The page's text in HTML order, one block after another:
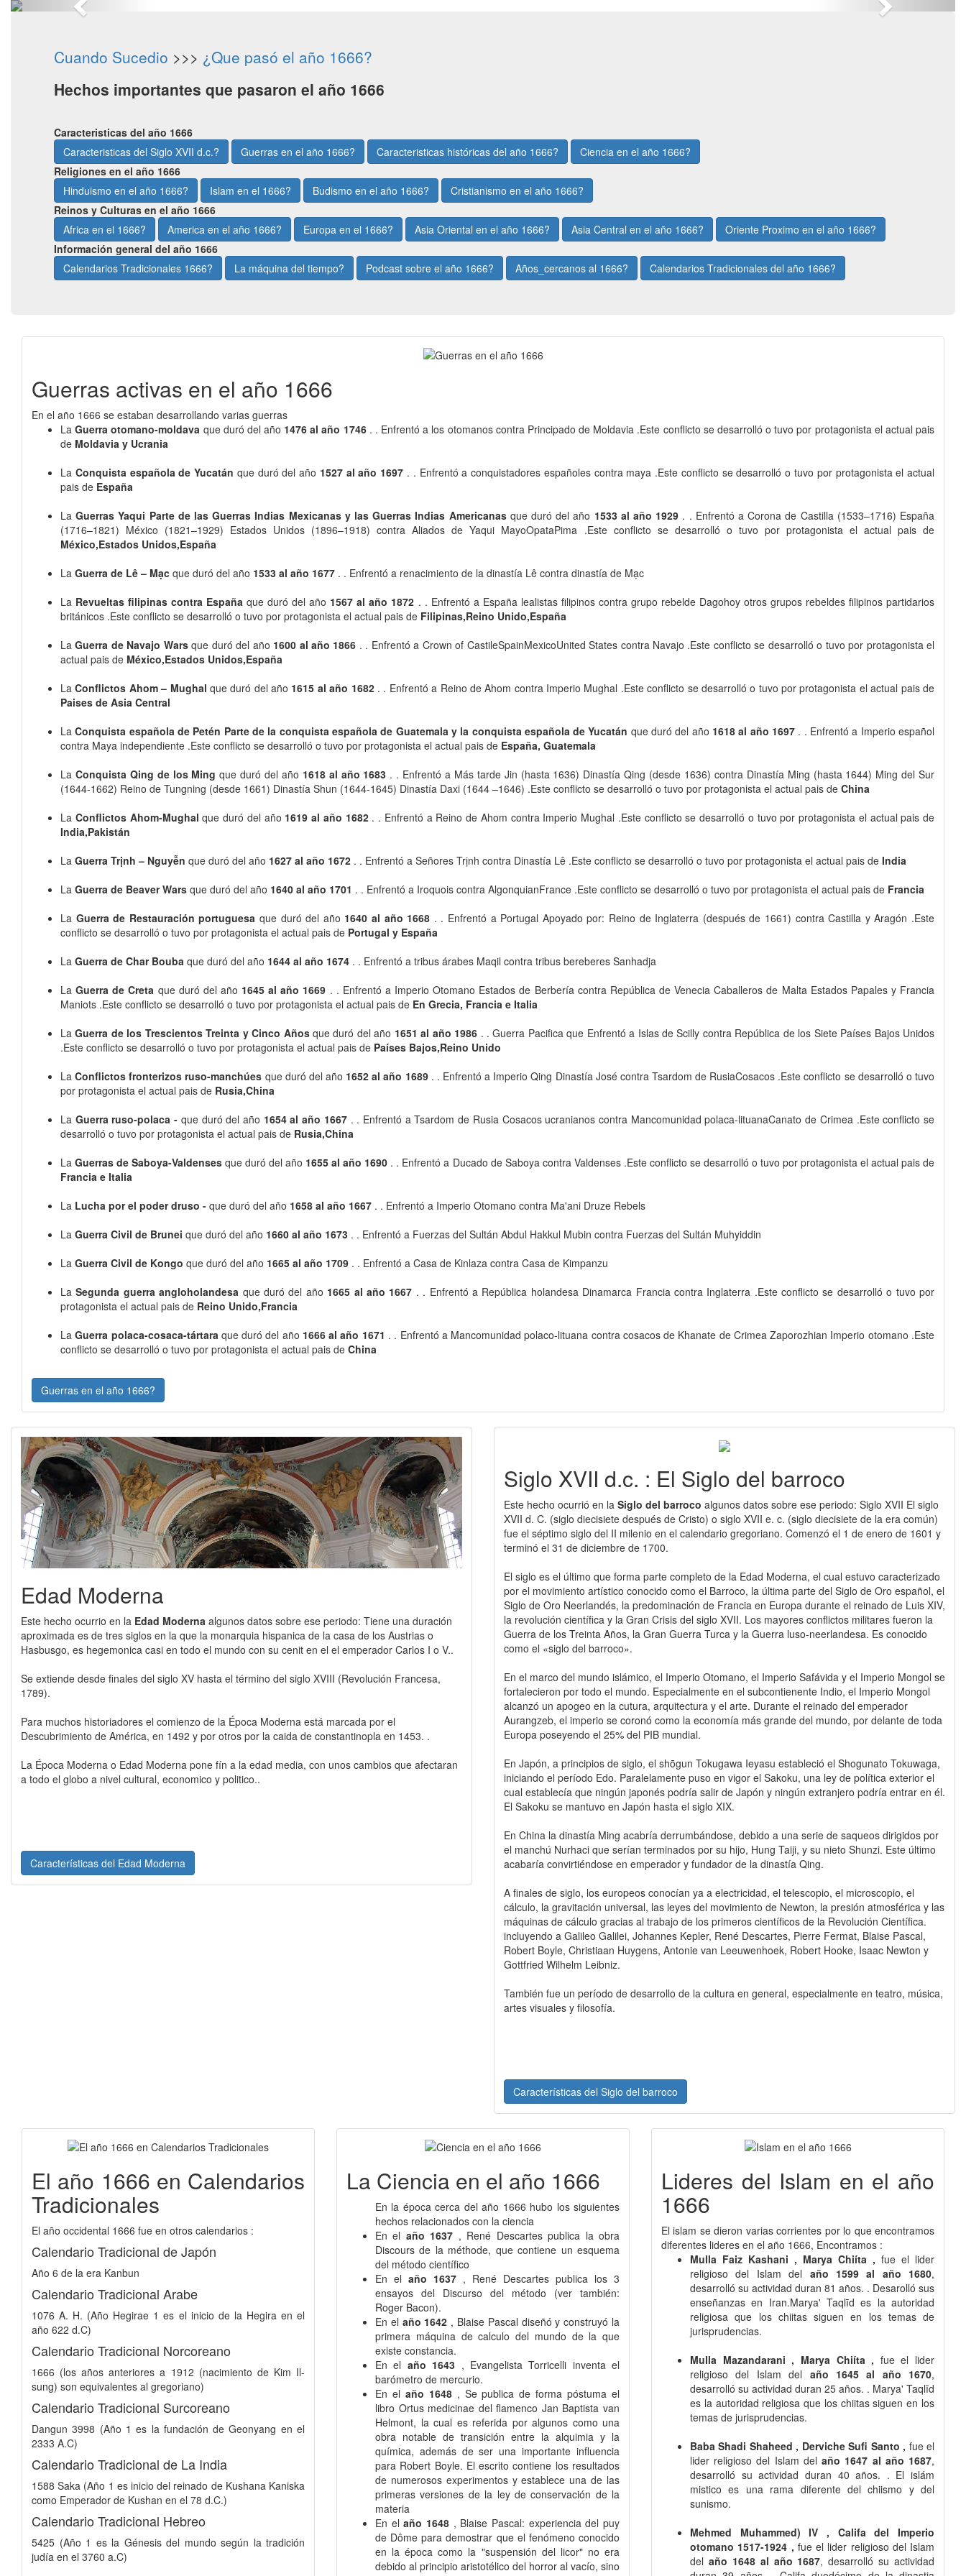
Cuando Sucedio >>> ¿Que pasó el año 1666?
Hechos importantes que pasaron el año 1666
Caracteristicas del año 1666
Caracteristicas del Siglo XVII d.c.?
Guerras en el año 1666? Caracteristicas históricas del año 1666?
Ciencia en el año 1666?
Religiones en el año 1666
Hinduismo en el año 1666?
Islam en el 1666? Budismo en el año 1666?
Cristianismo en el año 1666?
Reinos y Culturas en el año 1666
Africa en el 1666?
America en el año 1666? Europa en el 1666? Asia Oriental en el año 1666? Asia Central en el año 1666?
Oriente Proximo en el año 1666?
Información general del año 1666
Calendarios Tradicionales 1666?
La máquina del tiempo? Podcast sobre el año 1666? Años_cercanos al 1666? Calendarios Tradicionales del año 1666?
Guerras activas en el año 1666
En el año 1666 se estaban desarrollando varias guerras
LaGuerra otomano-moldava que duró del año 1476 al año 1746. . Enfrentó a los otomanos contra Principado de Moldavia .Este conflicto se desarrolló o tuvo por protagonista el actual pais
de Moldavia y Ucrania
La Conquista española de Yucatán que duró del año 1527 al año 1697 . . Enfrentó a conquistadores españoles contra maya .Este conflicto se desarrolló o tuvo por protagonista el actual
pais de España
LaGuerras Yaqui Parte de las Guerras Indias Mexicanas y las Guerras Indias Americanas que duró del año 1533 al año 1929 . . Enfrentó a Corona de Castilla (1533–1716) España
(1716–1821) México (1821–1929) Estados Unidos (1896–1918) contra Aliados de Yaqui MayoOpataPima .Este conflicto se desarrolló o tuvo por protagonista el actual pais de
México,Estados Unidos,España
La Guerra de Lê – Mạc que duró del año 1533 al año 1677 . . Enfrentó a renacimiento de la dinastía Lê contra dinastía de Mạc
La Revueltas filipinas contra Españaque duró del año 1567 al año 1872 . . Enfrentó a España lealistas filipinos contra grupo rebelde Dagohoy otros grupos rebeldes filipinos partidarios
británicos .Este conflicto se desarrolló o tuvo por protagonista el actual pais de Filipinas,Reino Unido,España
LaGuerra de Navajo Warsque duró del año 1600 al año 1866 . . Enfrentó a Crown of CastileSpainMexicoUnited States contra Navajo .Este conflicto se desarrolló o tuvo por protagonista el
actual pais de México,Estados Unidos,España
LaConflictos Ahom – Mughal que duró del año 1615 al año 1682. . Enfrentó a Reino de Ahom contra Imperio Mughal .Este conflicto se desarrolló o tuvo por protagonista el actual pais de
Paises de Asia Central
LaConquista española de Petén Parte de la conquista española de Guatemala y la conquista española de Yucatán que duró del año 1618 al año 1697 . . Enfrentó a Imperio español
contra Maya independiente .Este conflicto se desarrolló o tuvo por protagonista el actual pais de España, Guatemala
La Conquista Qing de los Mingque duró del año 1618 al año 1683 . . Enfrentó a Más tarde Jin (hasta 1636) Dinastía Qing (desde 1636) contra Dinastía Ming (hasta 1644) Ming del Sur
(1644-1662) Reino de Tungning (desde 1661) Dinastía Shun (1644-1645) Dinastía Daxi (1644 –1646) .Este conflicto se desarrolló o tuvo por protagonista el actual pais de China
La Conflictos Ahom-Mughalque duró del año 1619 al año 1682. . Enfrentó a Reino de Ahom contra Imperio Mughal .Este conflicto se desarrolló o tuvo por protagonista el actual pais de
India,Pakistán
La Guerra Trịnh – Nguyễn que duró del año 1627 al año 1672 . . Enfrentó a Señores Trịnh contra Dinastía Lê .Este conflicto se desarrolló o tuvo por protagonista el actual pais de India
La Guerra de Beaver Wars que duró del año 1640 al año 1701 . . Enfrentó a Iroquois contra AlgonquianFrance .Este conflicto se desarrolló o tuvo por protagonista el actual pais de Francia
La Guerra de Restauración portuguesaque duró del año 1640 al año 1668 . . Enfrentó a Portugal Apoyado por: Reino de Inglaterra (después de 1661) contra Castilla y Aragón .Este
conflicto se desarrolló o tuvo por protagonista el actual pais de Portugal y España
La Guerra de Char Bouba que duró del año 1644 al año 1674 . . Enfrentó a tribus árabes Maqil contra tribus bereberes Sanhadja
LaGuerra de Creta que duró del año 1645 al año 1669 . . Enfrentó a Imperio Otomano Estados de Berbería contra República de Venecia Caballeros de Malta Estados Papales y Francia
Maniots .Este conflicto se desarrolló o tuvo por protagonista el actual pais de En Grecia, Francia e Italia
LaGuerra de los Trescientos Treinta y Cinco Años que duró del año 1651 al año 1986 . . Guerra Pacifica que Enfrentó a Islas de Scilly contra República de los Siete Países Bajos Unidos
.Este conflicto se desarrolló o tuvo por protagonista el actual pais de Países Bajos,Reino Unido
LaConflictos fronterizos ruso-manchúes que duró del año 1652 al año 1689. . Enfrentó a Imperio Qing Dinastía José contra Tsardom de RusiaCosacos .Este conflicto se desarrolló o tuvo
por protagonista el actual pais de Rusia,China
La Guerra ruso-polaca - que duró del año 1654 al año 1667. . Enfrentó a Tsardom de Rusia Cosacos ucranianos contra Mancomunidad polaca-lituanaCanato de Crimea .Este conflicto se
desarrolló o tuvo por protagonista el actual pais de Rusia,China
LaGuerras de Saboya-Valdensesque duró del año 1655 al año 1690 . . Enfrentó a Ducado de Saboya contra Valdenses .Este conflicto se desarrolló o tuvo por protagonista el actual pais de
Francia e Italia
La Lucha por el poder druso - que duró del año 1658 al año 1667 . . Enfrentó a Imperio Otomano contra Ma'ani Druze Rebels
La Guerra Civil de Brunei que duró del año 1660 al año 1673 . . Enfrentó a Fuerzas del Sultán Abdul Hakkul Mubin contra Fuerzas del Sultán Muhyiddin
La Guerra Civil de Kongo que duró del año 1665 al año 1709 . . Enfrentó a Casa de Kinlaza contra Casa de Kimpanzu
LaSegunda guerra angloholandesa que duró del año 1665 al año 1667 . . Enfrentó a República holandesa Dinamarca Francia contra Inglaterra .Este conflicto se desarrolló o tuvo por
protagonista el actual pais de Reino Unido,Francia
LaGuerra polaca-cosaca-tártara que duró del año 1666 al año 1671 . . Enfrentó a Mancomunidad polaco-lituana contra cosacos de Khanate de Crimea Zaporozhian Imperio otomano .Este
conflicto se desarrolló o tuvo por protagonista el actual pais de China
Guerras en el año 1666?
Edad Moderna
Este hecho ocurrio en la Edad Moderna algunos datos sobre ese periodo: Tiene una duración
aproximada es de tres siglos en la que la monarquia hispanica de la casa de los Austrias o
Hasbusgo, es hegemonica casi en todo el mundo con su cenit en el el emperador Carlos I o V..
Se extiende desde finales del siglo XV hasta el término del siglo XVIII (Revolución Francesa,
1789).
Para muchos historiadores el comienzo de la Época Moderna está marcada por el
Descubrimiento de América, en 1492 y por otros por la caida de constantinopla en 1453. .
La Época Moderna o Edad Moderna pone fín a la edad media, con unos cambios que afectaran
a todo el globo a nivel cultural, economico y politico..
Características del Edad Moderna
Siglo XVII d.c. : El Siglo del barroco
Este hecho ocurrió en la Siglo del barroco algunos datos sobre ese periodo: Siglo XVII El siglo
XVII d. C. (siglo diecisiete después de Cristo) o siglo XVII e. c. (siglo diecisiete de la era común)
fue el séptimo siglo del II milenio en el calendario gregoriano. Comenzó el 1 de enero de 1601 y
terminó el 31 de diciembre de 1700.
El siglo es el último que forma parte completo de la Edad Moderna, el cual estuvo caracterizado
por el movimiento artístico conocido como el Barroco, la última parte del Siglo de Oro español, el
Siglo de Oro Neerlandés, la predominación de Francia en Europa durante el reinado de Luis XIV,
la revolución científica y la Gran Crisis del siglo XVII. Los mayores conflictos militares fueron la
Guerra de los Treinta Años, la Gran Guerra Turca y la Guerra luso-neerlandesa. Es conocido
como el «siglo del barroco».
En el marco del mundo islámico, el Imperio Otomano, el Imperio Safávida y el Imperio Mongol se
fortalecieron por todo el mundo. Especialmente en el subcontienente Indio, el Imperio Mongol
alcanzó un apogeo en la cutura, arquitectura y el arte. Durante el reinado del emperador
Aurangzeb, el imperio se coronó como la economía más grande del mundo, por delante de toda
Europa poseyendo el 25% del PIB mundial.
En Japón, a principios de siglo, el shōgun Tokugawa Ieyasu estableció el Shogunato Tokuwaga,
iniciando el período Edo. Paralelamente puso en vigor el Sakoku, una ley de política exterior el
cual establecía que ningún japonés podría salir de Japón y ningún extranjero podría entrar en él.
El Sakoku se mantuvo en Japón hasta el siglo XIX.
En China la dinastía Ming acabría derrumbándose, debido a una serie de saqueos dirigidos por
el manchú Nurhaci que serían terminados por su hijo, Hung Taiji, y su nieto Shunzi. Este último
acabaría convirtiéndose en emperador y fundador de la dinastía Qing.
A finales de siglo, los europeos conocían ya a electricidad, el telescopio, el microscopio, el
cálculo, la gravitación universal, las leyes del movimiento de Newton, la presión atmosférica y las
máquinas de cálculo gracias al trabajo de los primeros científicos de la Revolución Científica.
incluyendo a Galileo Galilei, Johannes Kepler, René Descartes, Pierre Fermat, Blaise Pascal,
Robert Boyle, Christiaan Huygens, Antonie van Leeuwenhoek, Robert Hooke, Isaac Newton y
Gottfried Wilhelm Leibniz.
También fue un período de desarrollo de la cultura en general, especialmente en teatro, música,
artes visuales y filosofía.
Características del Siglo del barroco
El año 1666 en Calendarios
Tradicionales
El año occidental 1666 fue en otros calendarios :
Calendario Tradicional de Japón
Año 6 de la era Kanbun
Calendario Tradicional Arabe
1076 A. H. (Año Hegirae 1 es el inicio de la Hegira en el
año 622 d.C)
Calendario Tradicional Norcoreano
1666 (los años anteriores a 1912 (nacimiento de Kim Il-
sung) son equivalentes al gregoriano)
Calendario Tradicional Surcoreano
Dangun 3998 (Año 1 es la fundación de Geonyang en el
2333 A.C)
Calendario Tradicional de La India
1588 Saka (Año 1 es inicio del reinado de Kushana Kaniska
como Emperador de Kushan en el 78 d.C.)
Calendario Tradicional Hebreo
5425 (Año 1 es la Génesis del mundo según la tradición
judía en el 3760 a.C)
La Ciencia en el año 1666
En la época cerca del año 1666 hubo los siguientes
hechos relacionados con la ciencia
En el año 1637 , René Descartes publica la obra
Discours de la méthode, que contiene un esquema
del método científico
En el año 1637 , René Descartes publica los 3
ensayos del Discurso del método (ver también:
Roger Bacon).
En el año 1642 , Blaise Pascal diseñó y construyó la
primera máquina de calculo del mundo de la que
existe constancia.
En el año 1643 , Evangelista Torricelli inventa el
barómetro de mercurio.
En el año 1648 , Se publica de forma póstuma el
libro Ortus medicinae del flamenco Jan Baptista van
Helmont, la cual es referida por algunos como una
obra notable de transición entre la alquimia y la
química, además de ser una importante influencia
para Robert Boyle. El escrito contiene los resultados
de numerosos experimentos y establece una de las
primeras versiones de la ley de conservación de la
materia
En elaño 1648 , Blaise Pascal: experiencia del puy
de Dôme para demostrar que el fenómeno conocido
en la época como la "suspensión del licor" no era
debido al principio aristotélico del horror al vacío, sino
Lideres del Islam en el año
1666
El islam se dieron varias corrientes por lo que encontramos
diferentes lideres en el año 1666, Encontramos :
Mulla Faiz Kashani , Marya Chiíta , fue el lider
religioso del Islam del año 1599 al año 1680,
desarrolló su actividad duran 81 años. . Desarolló sus
enseñanzas en Iran.Marya' Taqlīd es la autoridad
religiosa que los chiitas siguen en los temas de
jurisprudencias.
Mulla Mazandarani , Marya Chiíta , fue el lider
religioso del Islam del año 1645 al año 1670,
desarrolló su actividad duran 25 años. . Marya' Taqlīd
es la autoridad religiosa que los chiitas siguen en los
temas de jurisprudencias.
Baba Shadi Shaheed , Derviche Sufi Santo , fue el
lider religioso del Islam delaño 1647 al año 1687,
desarrolló su actividad duran 40 años. . El islám
mistico es una rama diferente del chiismo y del
sunismo.
Mehmed Muhammed) IV , Califa del Imperio
otomano 1517-1924 , fue el lider religioso del Islam
del año 1648 al año 1687, desarrolló su actividad